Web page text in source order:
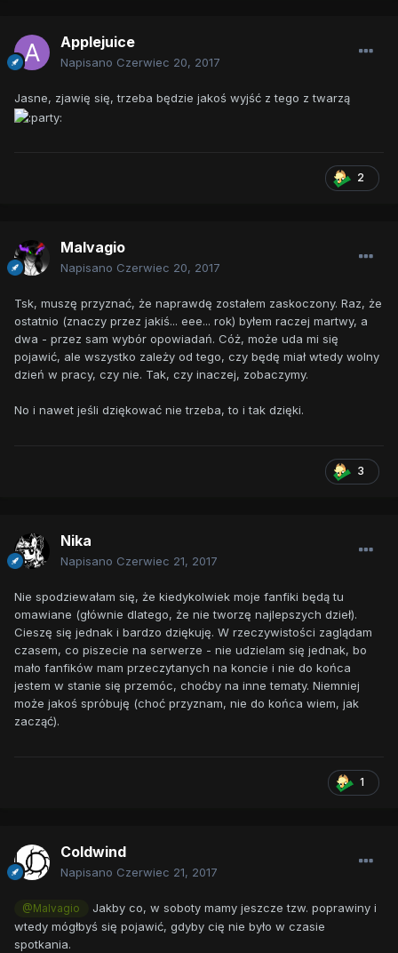
Applejuice
Napisano Czerwiec 20, 2017
Jasne, zjawię się, trzeba będzie jakoś wyjść z tego z twarzą
2
Malvagio
Napisano Czerwiec 20, 2017
Tsk, muszę przyznać, że naprawdę zostałem zaskoczony. Raz, że
ostatnio (znaczy przez jakiś... eee... rok) byłem raczej martwy, a
dwa - przez sam wybór opowiadań. Cóż, może uda mi się
pojawić, ale wszystko zależy od tego, czy będę miał wtedy wolny
dzień w pracy, czy nie. Tak, czy inaczej, zobaczymy.
No i nawet jeśli dziękować nie trzeba, to i tak dzięki.
3
Nika
Napisano Czerwiec 21, 2017
Nie spodziewałam się, że kiedykolwiek moje fanfiki będą tu
omawiane (głównie dlatego, że nie tworzę najlepszych dzieł).
Cieszę się jednak i bardzo dziękuję. W rzeczywistości zaglądam
czasem, co piszecie na serwerze - nie udzielam się jednak, bo
mało fanfików mam przeczytanych na koncie i nie do końca
jestem w stanie się przemóc, choćby na inne tematy. Niemniej
może jakoś spróbuję (choć przyznam, nie do końca wiem, jak
zacząć).
1
Coldwind
Napisano Czerwiec 21, 2017
@Malvagio
Jakby co, w soboty mamy jeszcze tzw. poprawiny i
wtedy mógłbyś się pojawić, gdyby cię nie było w czasie
spotkania.